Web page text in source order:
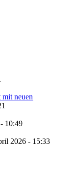
neuen
10:49
2026 - 15:33